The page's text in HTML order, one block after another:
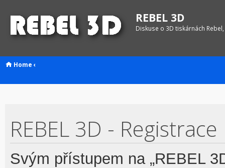
REBEL 3D
Diskuse o 3D tiskárnách
Home ‹
REBEL 3D - Registrace
Svým přístupem na „REBEL